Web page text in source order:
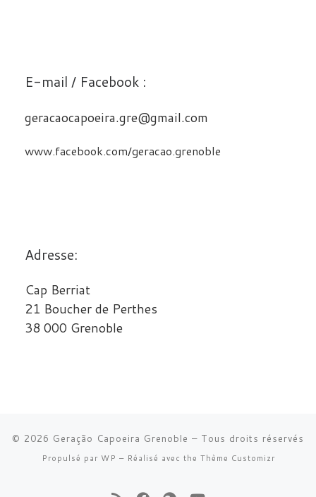
E-mail / Facebook :
geracaocapoeira.gre@gmail.com
www.facebook.com/geracao.grenoble
Adresse:
Cap Berriat
21 Boucher de Perthes
38 000 Grenoble
© 2026 Geração Capoeira Grenoble – Tous droits réservés
Propulsé par WP – Réalisé avec the Thème Customizr